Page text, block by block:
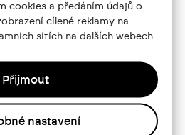
cookies a předáním údajů o
cílené reklamy na
sítích na dalších webech.
Přijmout
nastavení
mně
Služby
Blog